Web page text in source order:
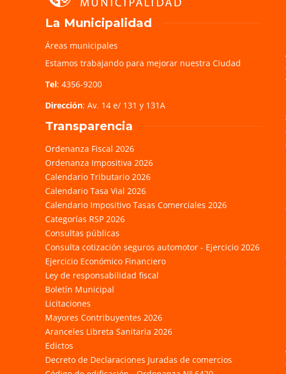
La Municipalidad
Áreas municipales
Estamos trabajando para mejorar nuestra Ciudad
Tel: 4356-9200
Dirección: Av. 14 e/ 131 y 131A
Transparencia
Ordenanza Fiscal 2026
Ordenanza Impositiva 2026
Calendario Tributario 2026
Calendario Tasa Vial 2026
Calendario Impositivo Tasas Comerciales 2026
Categorías RSP 2026
Consultas públicas
Consulta cotización seguros automotor - Ejercicio 2026
Ejercicio Económico Financiero
Ley de responsabilidad fiscal
Boletín Municipal
Licitaciones
Mayores Contribuyentes 2026
Aranceles Libreta Sanitaria 2026
Edictos
Decreto de Declaraciones Juradas de comercios